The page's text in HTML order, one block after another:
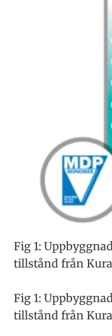
Fig 1:
tillstånd från
Fig 1:
tillstånd från